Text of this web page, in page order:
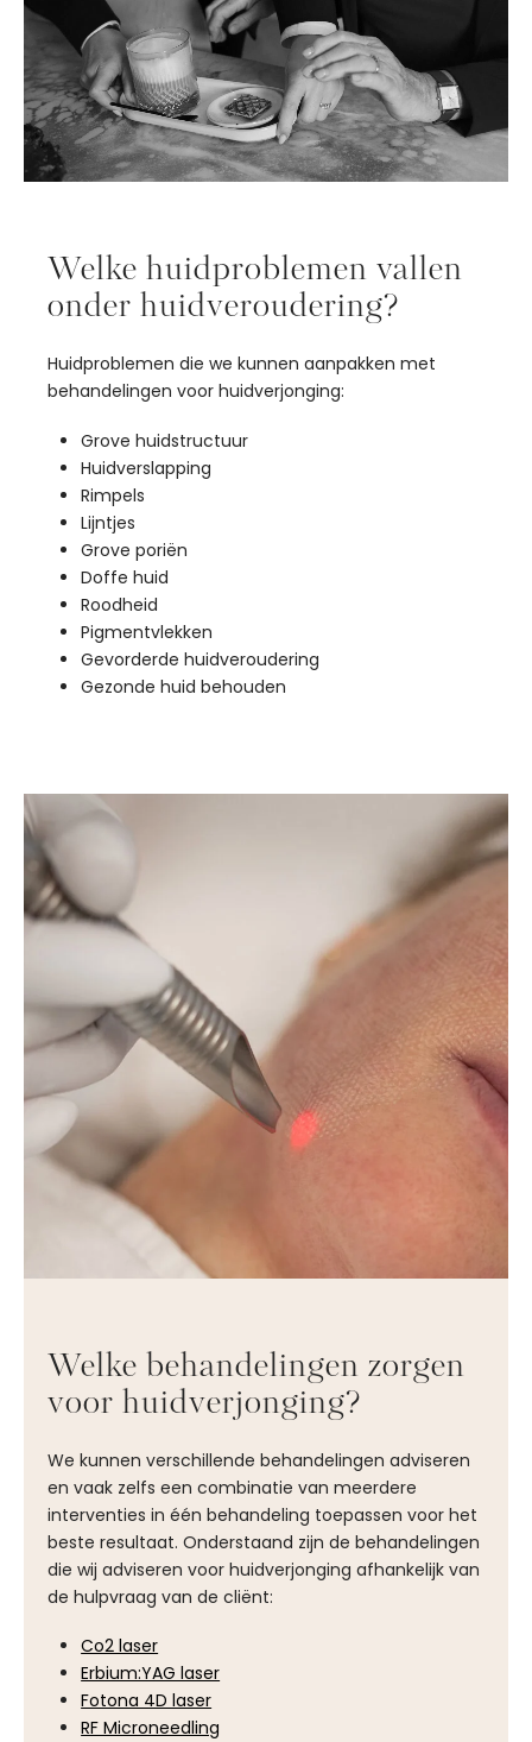
Welke huidproblemen vallen
onder huidveroudering?
Huidproblemen die we kunnen aanpakken met
behandelingen voor huidverjonging:
Grove huidstructuur
Huidverslapping
Rimpels
Lijntjes
Grove poriën
Doffe huid
Roodheid
Pigmentvlekken
Gevorderde huidveroudering
Gezonde huid behouden
Welke behandelingen zorgen
voor huidverjonging?
We kunnen verschillende behandelingen adviseren
en vaak zelfs een combinatie van meerdere
interventies in één behandeling toepassen voor het
beste resultaat. Onderstaand zijn de behandelingen
die wij adviseren voor huidverjonging afhankelijk van
de hulpvraag van de cliënt:
Co2 laser
Erbium:YAG laser
Fotona 4D laser
RF Microneedling